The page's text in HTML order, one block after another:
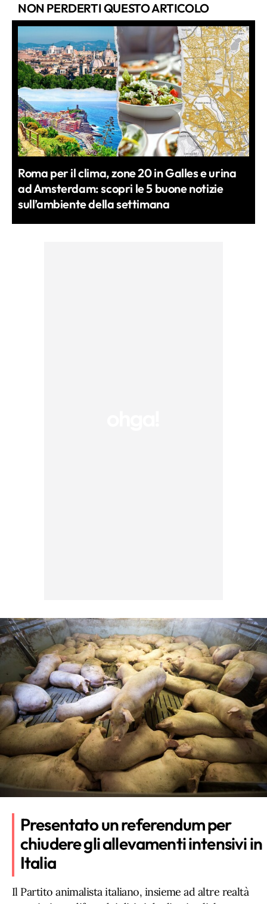
NON PERDERTI QUESTO ARTICOLO
Roma per il clima, zone 20 in Galles e urina
ad Amsterdam: scopri le 5 buone notizie
sull’ambiente della settimana
Presentato un referendum per
chiudere gli allevamenti intensivi in
Italia
Il Partito animalista italiano, insieme ad altre realtà